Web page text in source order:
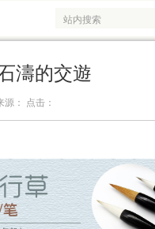
濤的交遊
： 点击：